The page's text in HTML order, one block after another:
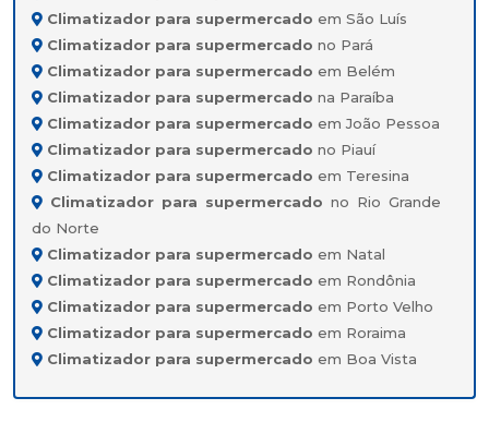
Climatizador para supermercado em São Luís
Climatizador para supermercado no Pará
Climatizador para supermercado em Belém
Climatizador para supermercado na Paraíba
Climatizador para supermercado em João Pessoa
Climatizador para supermercado no Piauí
Climatizador para supermercado em Teresina
Climatizador para supermercado no Rio Grande
do Norte
Climatizador para supermercado em Natal
Climatizador para supermercado em Rondônia
Climatizador para supermercado em Porto Velho
Climatizador para supermercado em Roraima
Climatizador para supermercado em Boa Vista